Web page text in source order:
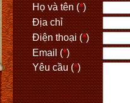
Họ và tên (*)
Địa chỉ
Điện thoại (*)
Email (*)
Yêu cầu (*)